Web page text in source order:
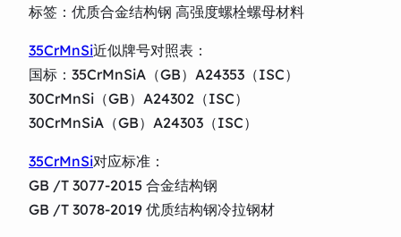
标签：优质合金结构钢 高强度螺栓螺母材料
35CrMnSi近似牌号对照表：
国标：35CrMnSiA（GB）A24353（ISC）
30CrMnSi（GB）A24302（ISC）
30CrMnSiA（GB）A24303（ISC）
35CrMnSi对应标准：
GB /T 3077-2015 合金结构钢
GB /T 3078-2019 优质结构钢冷拉钢材